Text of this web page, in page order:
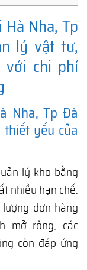
Nha, Tp
lý vật tư,
với chi phí
Nha, Tp Đà
yếu của
lý kho bằng
nhiều hạn chế.
đơn hàng
mở rộng, các
còn đáp ứng